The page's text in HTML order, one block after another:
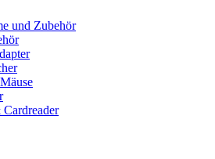
und Zubehör